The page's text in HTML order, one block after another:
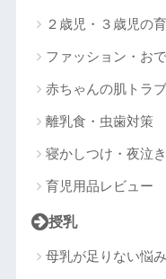
２歳児・３歳児の
ファッション・お
赤ちゃんの肌トラ
離乳食・虫歯対策
寝かしつけ・夜泣き
育児用品レビュー
授乳
母乳が足りない悩み